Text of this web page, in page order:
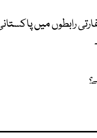
رابطوں میں